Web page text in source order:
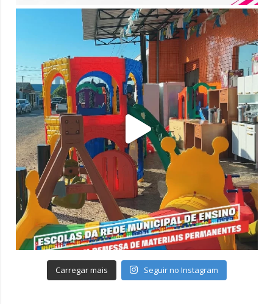
Carregar mais Seguir no Instagram